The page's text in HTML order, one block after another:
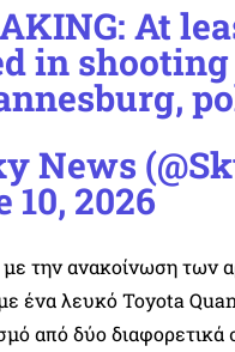
At
in
News
10, 2026
την ανακοίνωση των
ένα λευκό Toyota
από δύο διαφορετικά